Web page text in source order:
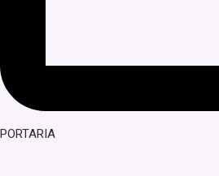
PORTARIA